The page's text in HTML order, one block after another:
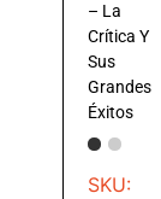
– La
Crítica Y
Sus
Grandes
Éxitos
SKU: